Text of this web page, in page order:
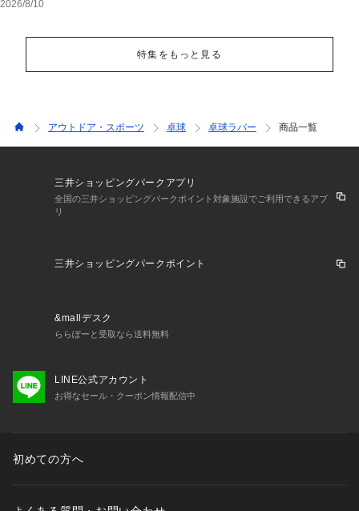
2026/8/10
特集をもっと見る
アウトドア・スポーツ 卓球 卓球ラバー 商品一覧
三井ショッピングパークアプリ
全国の三井ショッピングパークポイント対象施設でご利用できるアプ
リ
三井ショッピングパークポイント
&mallデスク
ららぽーと受取なら送料無料
LINE公式アカウント
お得なセール・クーポン情報配信中
初めての方へ